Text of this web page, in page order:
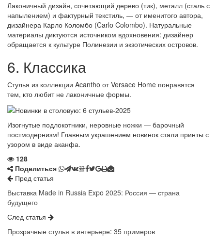
Лаконичный дизайн, сочетающий дерево (тик), металл (сталь с
напылением) и фактурный текстиль, — от именитого автора,
дизайнера Карло Коломбо (Carlo Colombo). Натуральные
материалы диктуются источником вдохновения: дизайнер
обращается к культуре Полинезии и экзотических островов.
6. Классика
Стулья из коллекции Acantho от Versace Home понравятся
тем, кто любит не лаконичные формы.
Изогнутые подлокотники, неровные ножки — барочный
постмодернизм! Главным украшением новинок стали принты с
узором в виде аканфа.
128
Поделиться
Пред статья
Выставка Made in Russia Expo 2025: Россия — страна
будущего
След статья
Прозрачные стулья в интерьере: 35 примеров